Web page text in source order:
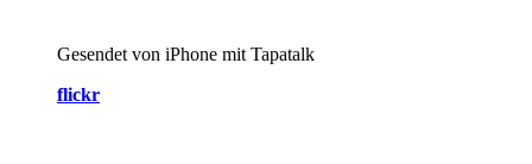
Gesendet von iPhone mit Tapatalk
flickr